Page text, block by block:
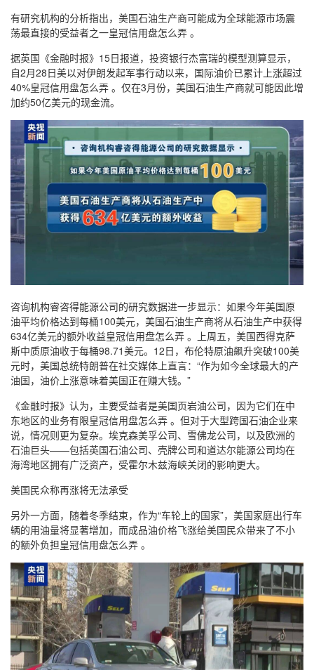
有研究机构的分析指出，美国石油生产商可能成为全球能源市场震
荡最直接的受益者之一皇冠信用盘怎么弄 。
据英国《金融时报》15日报道，投资银行杰富瑞的模型测算显示，
自2月28日美以对伊朗发起军事行动以来，国际油价已累计上涨超过
40%皇冠信用盘怎么弄 。仅在3月份，美国石油生产商就可能因此增
加约50亿美元的现金流。
咨询机构睿咨得能源公司的研究数据进一步显示：如果今年美国原
油平均价格达到每桶100美元，美国石油生产商将从石油生产中获得
634亿美元的额外收益皇冠信用盘怎么弄 。上周五，美国西得克萨
斯中质原油收于每桶98.71美元。12日，布伦特原油飙升突破100美
元时，美国总统特朗普在社交媒体上直言：“作为如今全球最大的产
油国，油价上涨意味着美国正在赚大钱。”
《金融时报》认为，主要受益者是美国页岩油公司，因为它们在中
东地区的业务有限皇冠信用盘怎么弄 。但对于大型跨国石油企业来
说，情况则更为复杂。埃克森美孚公司、雪佛龙公司，以及欧洲的
石油巨头——包括英国石油公司、壳牌公司和道达尔能源公司均在
海湾地区拥有广泛资产，受霍尔木兹海峡关闭的影响更大。
美国民众称再涨将无法承受
另外一方面，随着冬季结束，作为“车轮上的国家”，美国家庭出行车
辆的用油量将显著增加，而成品油价格飞涨给美国民众带来了不小
的额外负担皇冠信用盘怎么弄 。